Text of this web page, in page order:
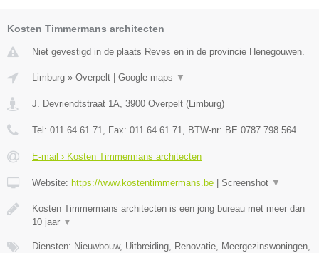
Kosten Timmermans architecten
Niet gevestigd in de plaats Reves en in de provincie Henegouwen.
Limburg » Overpelt Google maps ▼
J. Devriendtstraat 1A 3900 Overpelt ( Limburg)
Tel: 011 64 61 71 , Fax: 011 64 61 71 , BTW-nr: BE 0787 798 564
E-mail › Kosten Timmermans architecten
Website: https://www.kostentimmermans.be Screenshot ▼
Kosten Timmermans architecten is een jong bureau met meer dan
10 jaar ▼
Diensten: Nieuwbouw, Uitbreiding, Renovatie, Meergezinswoningen,